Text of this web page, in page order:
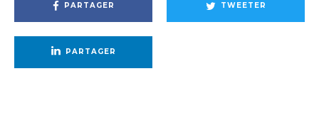
PARTAGER TWEETER
PARTAGER